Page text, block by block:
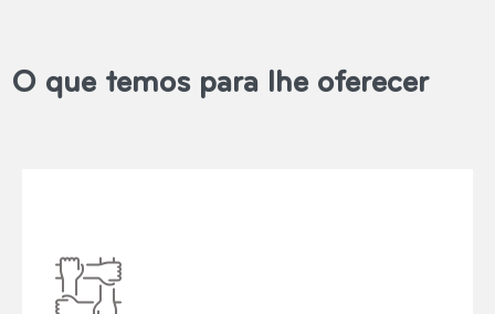
O que temos para lhe oferecer